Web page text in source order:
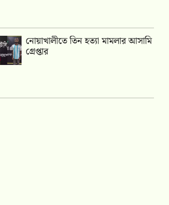
নোয়াখালীতে তিন হত্যা মামলার আসামি
গ্রেপ্তার